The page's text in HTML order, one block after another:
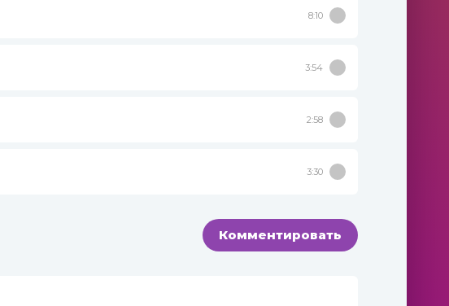
8:10
3:54
2:58
3:30
Комментировать